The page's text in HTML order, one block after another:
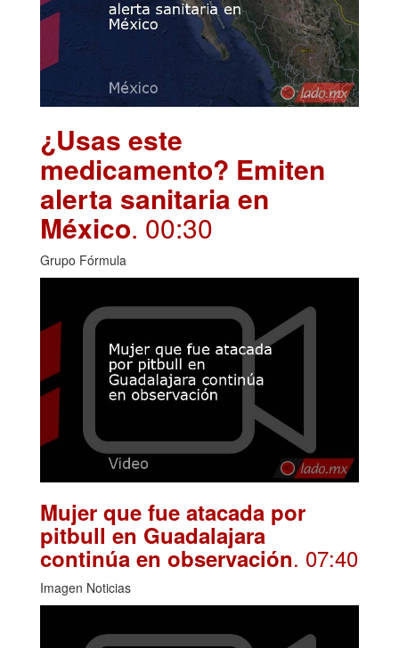
¿Usas este
medicamento? Emiten
alerta sanitaria en
México. 00:30
Grupo Fórmula
Mujer que fue atacada por
pitbull en Guadalajara
continúa en observación. 07:40
Imagen Noticias